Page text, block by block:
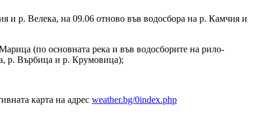
и р. Велека, на 09.06 отново във водосбора на р. Камчия и
(по основната река и във водосборите на рило-
р. Върбица и р. Крумовица);
карта на адрес weather.bg/0index.php